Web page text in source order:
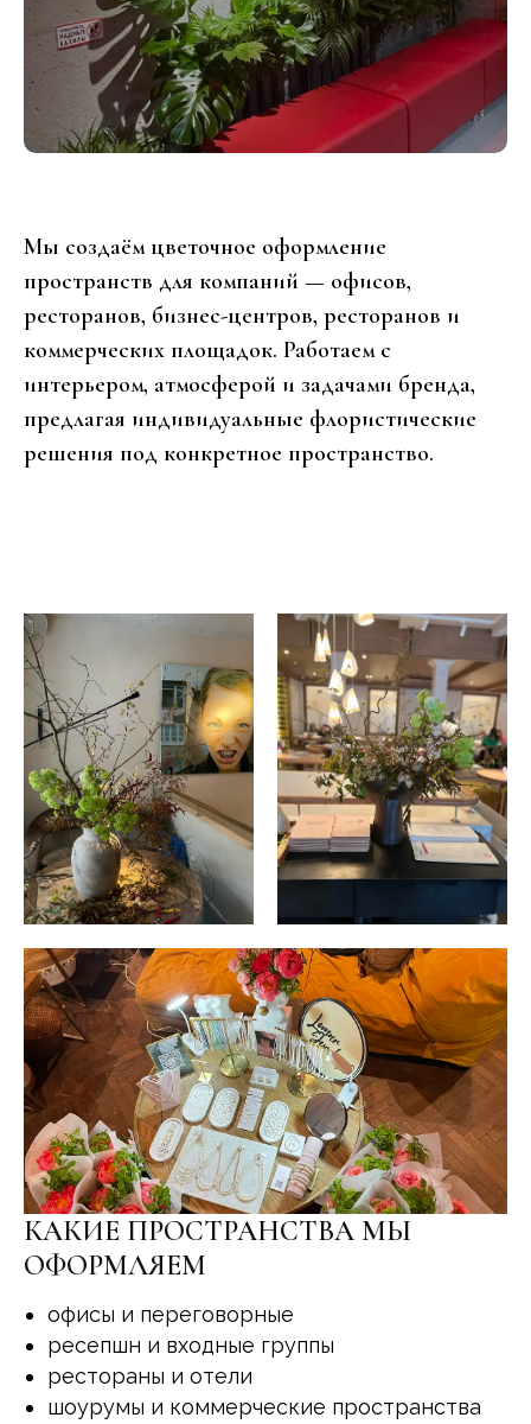
Мы создаём цветочное оформление
пространств для компаний — офисов,
ресторанов, бизнес-центров, ресторанов и
коммерческих площадок. Работаем с
интерьером, атмосферой и задачами бренда,
предлагая индивидуальные флористические
решения под конкретное пространство.
КАКИЕ ПРОСТРАНСТВА МЫ
ОФОРМЛЯЕМ
офисы и переговорные
ресепшн и входные группы
рестораны и отели
шоурумы и коммерческие пространства